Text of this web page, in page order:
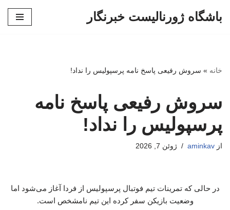
باشگاه ژورنالیست خبرنگار
خانه » سروش رفیعی پاسخ نامه پرسپولیس را نداد!
سروش رفیعی پاسخ نامه
پرسپولیس را نداد!
از aminkav ژوئن 7, 2026
در حالی که تمرینات تیم فوتبال پرسپولیس از فردا آغاز می‌شود اما
وضعیت بازیکن سفر کرده این تیم نامشخص است.